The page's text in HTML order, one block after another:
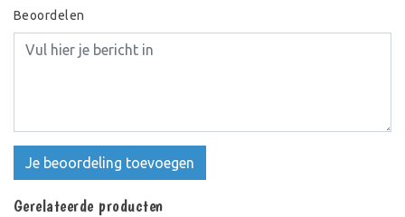
Beoordelen
Je beoordeling toevoegen
Gerelateerde producten